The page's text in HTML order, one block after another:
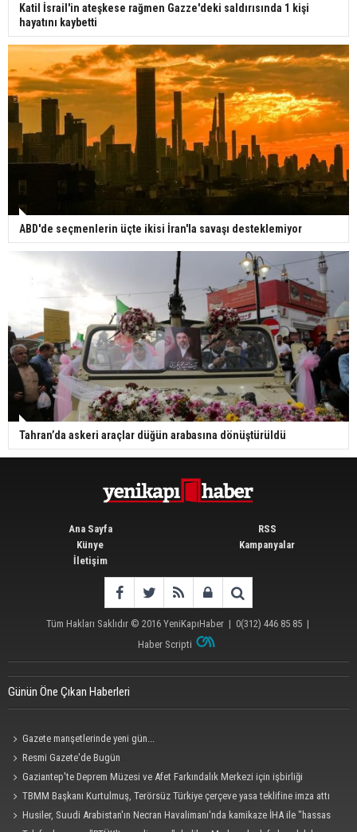
Katil İsrail'in ateşkese rağmen Gazze'deki saldırısında 1 kişi
hayatını kaybetti
ABD'de seçmenlerin üçte ikisi İran'la savaşı desteklemiyor
Tahran’da askeri araçlar düğün arabasına dönüştürüldü
Ana Sayfa
Künye
İletişim
RSS
Kampanyalar
Tüm Hakları Saklıdır © 2016 YeniKapıHaber| 0(312) 446 85 85|
Haber Scripti
Günün Öne Çıkan Haberleri
Gazete manşetlerinde yeni gün...
Resmi Gazete'de Bugün
Gaziantep'te Deprem Müzesi ve Afet Farkındalık Merkezi için işbirliği
protokolü imzalandı
TBMM Başkanı Kurtulmuş, Terörsüz Türkiye çerçeve yasa teklifine imza attı
Husiler, Suudi Arabistan'ın Necran Havalimanı'nda kamikaze İHA ile "hassas